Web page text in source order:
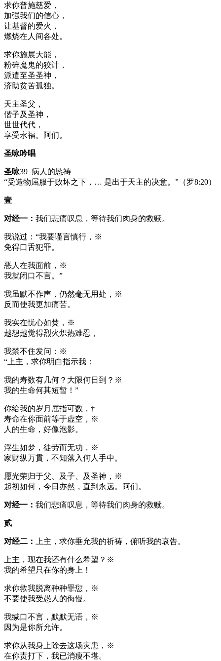
求你普施慈爱，
加强我们的信心，
让基督的爱火，
燃烧在人间各处。
求你施展大能，
粉碎魔鬼的狡计，
派遣至圣圣神，
济助贫苦孤独。
天主圣父，
偕子及圣神，
世世代代，
享受永福。阿们。
圣咏吟唱
圣咏39 病人的恳祷
“受造物屈服于败坏之下，… 是出于天主的决意。”（罗8:20）
壹
对经一： 我们悲痛叹息，等待我们肉身的救赎。
我说过：“我要谨言慎行，※
免得口舌犯罪。
恶人在我面前，※
我就闭口不言。”
我虽默不作声，仍然毫无用处，※
反而使我更加痛苦。
我实在忧心如焚，※
越想越觉得烈火炽热难忍，
我禁不住发问：※
“上主，求你明白指示我：
我的寿数有几何？大限何日到？※
我的生命何其短暂！”
你给我的岁月屈指可数，†
寿命在你面前等于虚空，※
人的生命，好像泡影。
浮生如梦，徒劳而无功，※
家财纵万貫，不知落入何人手中。
愿光荣归于父、及子、及圣神，※
起初如何，今日亦然，直到永远。阿们。
对经一： 我们悲痛叹息，等待我们肉身的救赎。
贰
对经二： 上主，求你垂允我的祈祷，俯听我的哀告。
上主，现在我还有什么希望？※
我的希望只在你的身上！
求你救我脱离种种罪愆，※
不要使我受愚人的侮慢。
我缄口不言，默默无语，※
因为是你所允许。
求你从我身上除去这场灾患，※
在你责打下，我已消瘦不堪。